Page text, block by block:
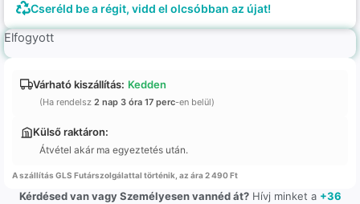
Cseréld be a régit, vidd el olcsóbban az újat!
Elfogyott
Várható kiszállítás: Kedden
(Ha rendelsz 2 nap 3 óra 17 perc-en belül)
Külső raktáron:
Átvétel akár ma egyeztetés után.
A szállítás GLS Futárszolgálattal történik, az ára 2 490 Ft
Kérdésed van vagy Személyesen vannéd át?Hívj minket a +36